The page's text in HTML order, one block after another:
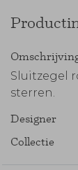
Sluitzegel
sterren.
Designer
Collectie